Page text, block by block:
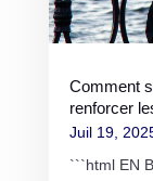
Comment
renforcer
Juil 19,
```html EN